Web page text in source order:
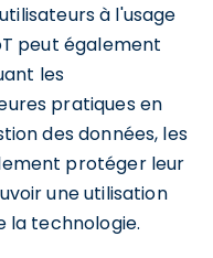
à l'usage
peut également
les
pratiques en
des données, les
protéger leur
une utilisation
la technologie.